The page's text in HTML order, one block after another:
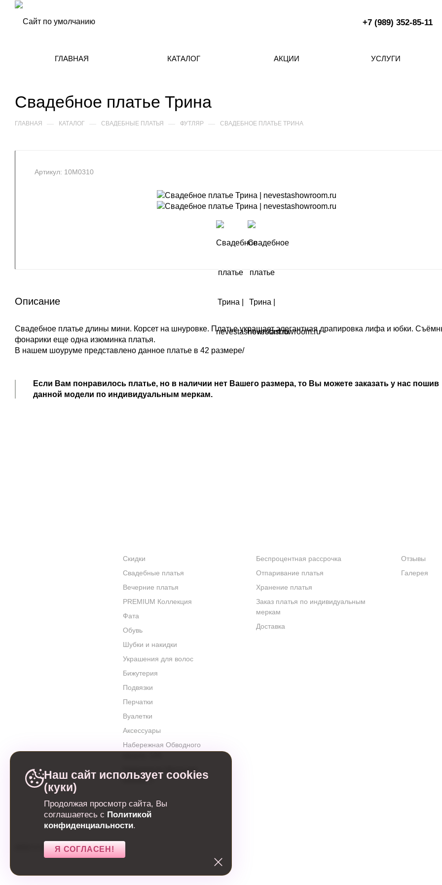
+7 (989) 352-85-11
ГЛАВНАЯ КАТАЛОГ АКЦИИ УСЛУГИ
Свадебное платье Трина
ГЛАВНАЯ — КАТАЛОГ — СВАДЕБНЫЕ ПЛАТЬЯ — ФУТЛЯР — СВАДЕБНОЕ ПЛАТЬЕ ТРИНА
Артикул: 10М0310
Описание
Свадебное платье длины мини. Корсет на шнуровке. Платье украшает элегантная драпировка лифа и юбки.
фонарики еще одна изюминка платья.
В нашем шоуруме представлено данное платье в 42 размере/
Если Вам понравилось платье, но в наличии нет Вашего размера, то Вы можете заказать у нас пошив
данной модели по индивидуальным меркам.
Скидки
Свадебные платья
Вечерние платья
PREMIUM Коллекция
Фата
Обувь
Шубки и накидки
Украшения для волос
Бижутерия
Подвязки
Перчатки
Вуалетки
Аксессуары
Набережная Обводного
Набережная Матисова
канала, 3
Беспроцентная рассрочка
Отпаривание платья
Хранение платья
Заказ платья по индивидуальным
меркам
Доставка
Отзывы
Галерея
Свадебный салон
Наш сайт использует cookies
(куки)
Продолжая просмотр сайта, Вы
соглашаетесь с Политикой
конфиденциальности.
Я СОГЛАСЕН!